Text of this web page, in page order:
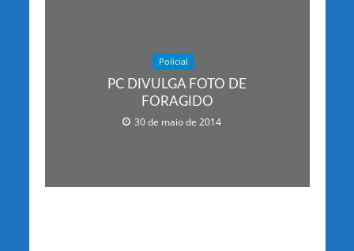
Policial
PC DIVULGA FOTO DE
FORAGIDO
30 de maio de 2014